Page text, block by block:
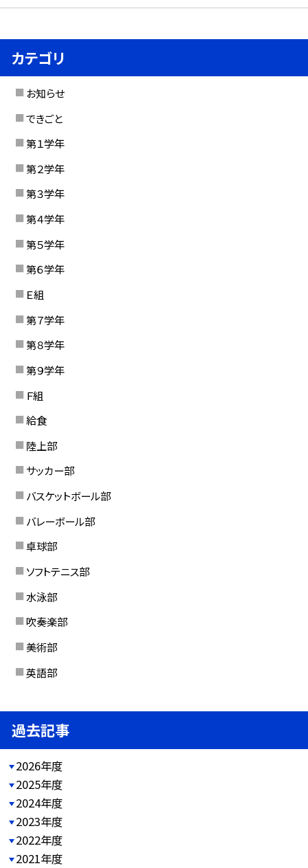
カテゴリ
お知らせ
できごと
第１学年
第２学年
第３学年
第４学年
第５学年
第６学年
Ｅ組
第７学年
第８学年
第９学年
Ｆ組
給食
陸上部
サッカー部
バスケットボール部
バレーボール部
卓球部
ソフトテニス部
水泳部
吹奏楽部
美術部
英語部
過去記事
2026年度
2025年度
2024年度
2023年度
2022年度
2021年度